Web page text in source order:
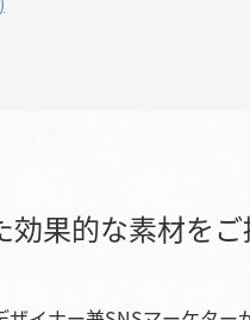
果的な素材をご